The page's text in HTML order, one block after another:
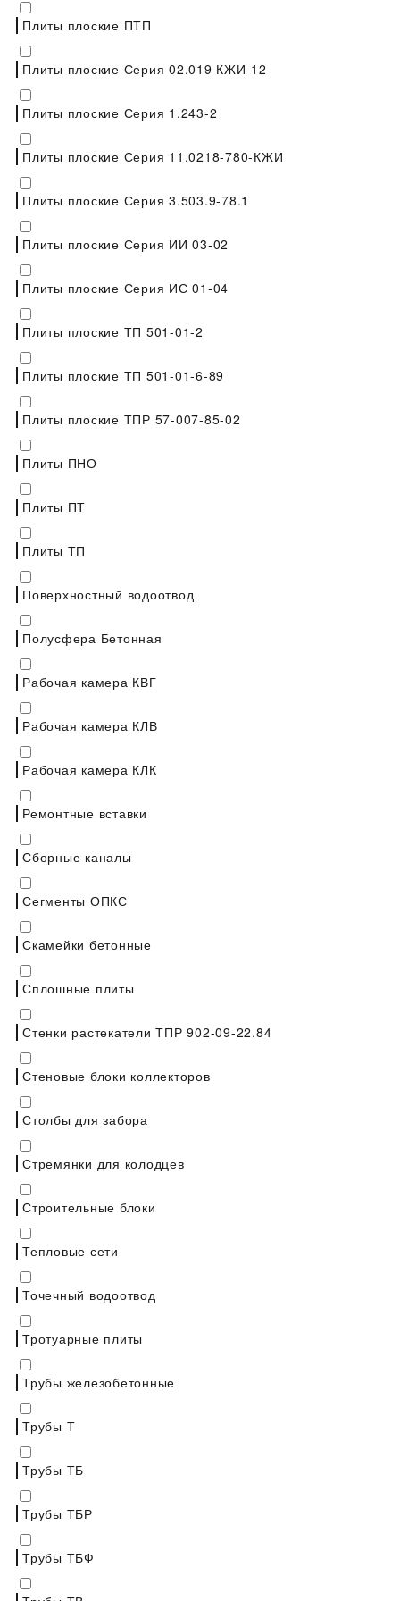
Плиты плоские ПТП
Плиты плоские Серия 02.019 КЖИ-12
Плиты плоские Серия 1.243-2
Плиты плоские Серия 11.0218-780-КЖИ
Плиты плоские Серия 3.503.9-78.1
Плиты плоские Серия ИИ 03-02
Плиты плоские Серия ИС 01-04
Плиты плоские ТП 501-01-2
Плиты плоские ТП 501-01-6-89
Плиты плоские ТПР 57-007-85-02
Плиты ПНО
Плиты ПТ
Плиты ТП
Поверхностный водоотвод
Полусфера Бетонная
Рабочая камера КВГ
Рабочая камера КЛВ
Рабочая камера КЛК
Ремонтные вставки
Сборные каналы
Сегменты ОПКС
Скамейки бетонные
Сплошные плиты
Стенки растекатели ТПР 902-09-22.84
Стеновые блоки коллекторов
Столбы для забора
Стремянки для колодцев
Строительные блоки
Тепловые сети
Точечный водоотвод
Тротуарные плиты
Трубы железобетонные
Трубы Т
Трубы ТБ
Трубы ТБР
Трубы ТБФ